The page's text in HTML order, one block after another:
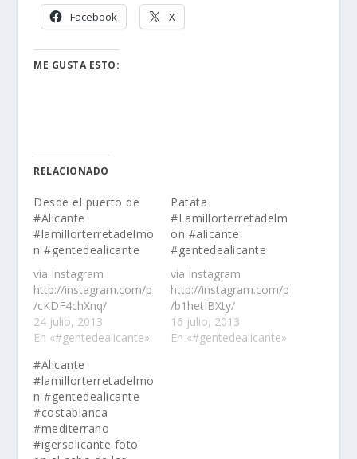
Facebook X
ME GUSTA ESTO:
RELACIONADO
Desde el puerto de
#Alicante
#lamillorterretadelmo
n #gentedealicante
via Instagram
http://instagram.com/p
/cKDF4chXnq/
24 julio, 2013
En «#gentedealicante»
Patata
#Lamillorterretadelm
on #alicante
#gentedealicante
via Instagram
http://instagram.com/p
/b1hetIBXty/
16 julio, 2013
En «#gentedealicante»
#Alicante
#lamillorterretadelmo
n #gentedealicante
#costablanca
#mediterrano
#igersalicante foto